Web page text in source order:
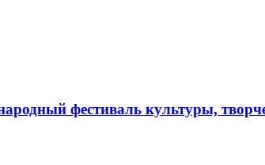
фестиваль культуры,